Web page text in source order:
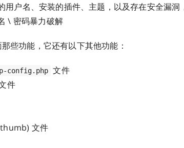
户名、安装的插件、主题，以及存在安全漏洞
\ 密码暴力破解
些功能，它还有以下其他功能：
config.php 文件
件
文件